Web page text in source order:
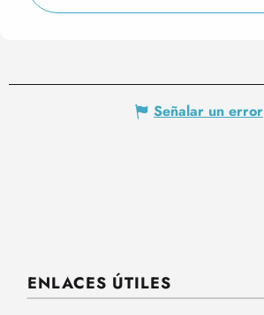
Señalar un error
ENLACES ÚTILES